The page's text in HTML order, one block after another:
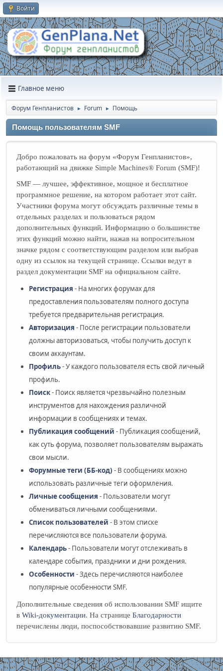
Войти
Главное меню
Форум Генпланистов ► Forum ► Помощь
Помощь пользователям SMF
Добро пожаловать на форум «Форум Генпланистов»,
работающий на движке Simple Machines® Forum (SMF)!
SMF — лучшее, эффективное, мощное и бесплатное
программное решение, на котором работает этот сайт.
Участники форума могут обсуждать различные темы в
отдельных разделах и пользоваться рядом
дополнительных функций. Информацию о большинстве
этих функций можно найти, нажав на вопросительном
значке рядом с соответствующим разделом или выбрав
одну из ссылок на текущей странице. Ссылки ведут в
раздел документации SMF на официальном сайте.
Регистрация - На многих форумах для
предоставления пользователям полного доступа
требуется предварительная регистрация.
Авторизация - После регистрации пользователи
должны авторизоваться, чтобы получить доступ к
своим аккаунтам.
Профиль- У каждого пользователя есть свой личный
профиль.
Поиск- Поиск является чрезвычайно полезным
инструментов для нахождения различной
информации в сообщениях и темах.
Публикация сообщений - Публикация сообщений,
как суть форума, позволяет пользователям выражать
свои мысли.
Форумные теги (ББ-код) - В сообщениях можно
использовать различные теги оформления.
Личные сообщения - Пользователи могут
обмениваться личными сообщениями.
Список пользователей - В этом списке
перечисляются все пользователи форума.
Календарь- Пользователи могут отслеживать в
календаре события, праздники и дни рождения.
Особенности - Здесь перечисляются наиболее
популярные особенности SMF.
Дополнительные сведения об использовании SMF ищите
в Wiki-документации. На странице Благодарности
перечислены люди, поспособствовавшие развитию SMF.